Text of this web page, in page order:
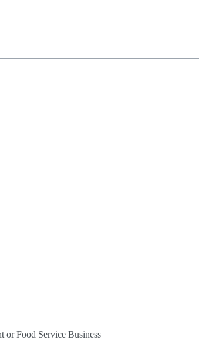
or Food Service Business